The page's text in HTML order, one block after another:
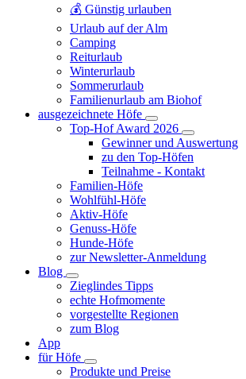
💰 Günstig urlauben
Urlaub auf der Alm
Camping
Reiturlaub
Winterurlaub
Sommerurlaub
Familienurlaub am Biohof
ausgezeichnete Höfe
Top-Hof Award 2026
Gewinner und Auswertung
zu den Top-Höfen
Teilnahme - Kontakt
Familien-Höfe
Wohlfühl-Höfe
Aktiv-Höfe
Genuss-Höfe
Hunde-Höfe
zur Newsletter-Anmeldung
Blog
Zieglindes Tipps
echte Hofmomente
vorgestellte Regionen
zum Blog
App
für Höfe
Produkte und Preise